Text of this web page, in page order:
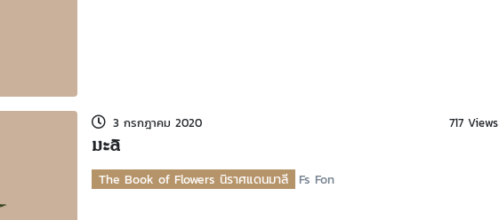
3 กรกฎาคม 2020 717 Views
มะลิ
The Book of Flowers นิราศแดนมาลี Fs Fon